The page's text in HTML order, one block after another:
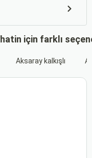
için farklı
Aksaray kalkışlı